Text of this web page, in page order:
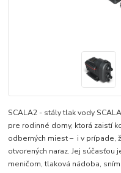
SCALA2 - stály tlak vody
pre rodinné domy, ktorá zaistí
odberných miest – i v prípade,
otvorených naraz. Jej súčasťou
meničom, tlaková nádoba,